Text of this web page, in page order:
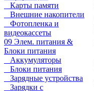
Карты памяти
Внешние накопители
Фотопленка и
видеокассеты
09 Элем. питания &
Блоки питания
Аккумуляторы
Блоки питания
Зарядные устройства
Зарядки с